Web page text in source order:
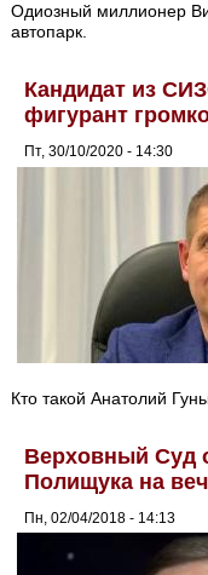
Одиозный миллионер
автопарк.
Кандидат из
фигурант
Пт, 30/10/2020 - 14:30
Кто такой Анатолий
Верховный Суд
Полищука на
Пн, 02/04/2018 - 14:13